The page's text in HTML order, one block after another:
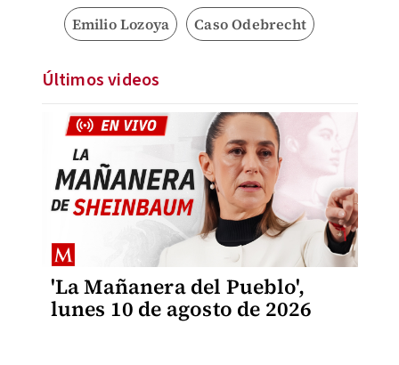
Emilio Lozoya Caso Odebrecht
Últimos videos
'La Mañanera del Pueblo',
lunes 10 de agosto de 2026